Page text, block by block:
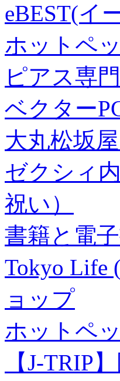
eBEST(イ
ホットペ
ピアス専
ベクター
大丸松坂
ゼクシィ
祝い）
書籍と電
Tokyo Life
ョップ
ホットペ
【J-TRIP